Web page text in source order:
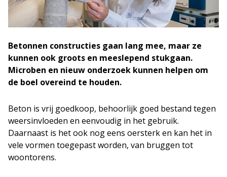
Betonnen constructies gaan lang mee, maar ze
kunnen ook groots en meeslepend stukgaan.
Microben en nieuw onderzoek kunnen helpen om
de boel overeind te houden.
Beton is vrij goedkoop, behoorlijk goed bestand tegen
weersinvloeden en eenvoudig in het gebruik.
Daarnaast is het ook nog eens oersterk en kan het in
vele vormen toegepast worden, van bruggen tot
woontorens.